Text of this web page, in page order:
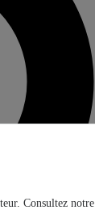
Consultez notre